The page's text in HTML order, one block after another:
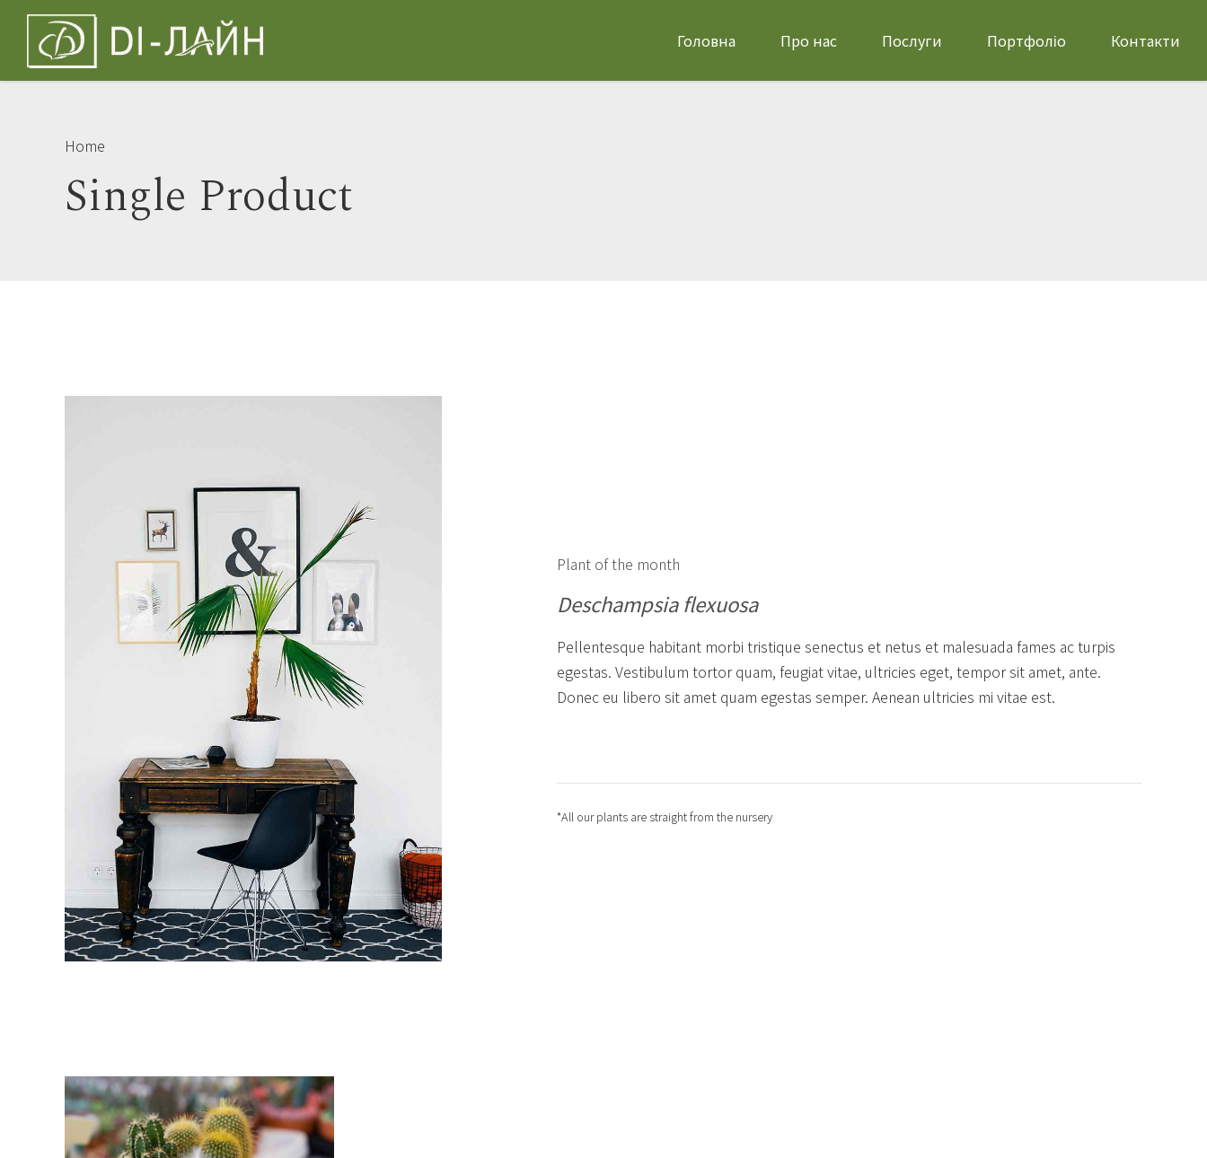
Головна Про нас Послуги Портфоліо Контакти
Home
Single Product
Plant of the month
Deschampsia flexuosa
Pellentesque habitant morbi tristique senectus et netus et malesuada fames ac turpis
egestas. Vestibulum tortor quam, feugiat vitae, ultricies eget, tempor sit amet, ante.
Donec eu libero sit amet quam egestas semper. Aenean ultricies mi vitae est.
*All our plants are straight from the nursery